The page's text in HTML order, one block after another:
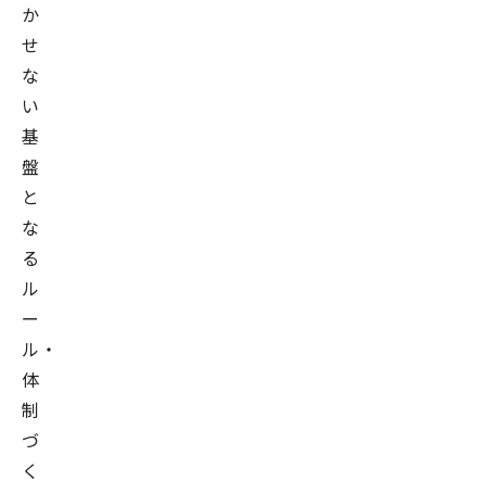
か
せ
な
い
基
盤
と
な
る
ル
ー
ル・
体
制
づ
く